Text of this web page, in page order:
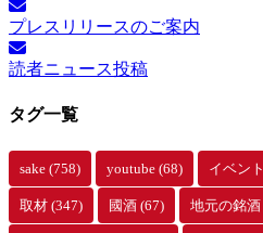
ー
カ
イ
ブ
プレスリリースのご案内
読者ニュース投稿
タグ一覧
sake (758) youtube (68) イベント
取材 (347) 國酒 (67) 地元の銘酒